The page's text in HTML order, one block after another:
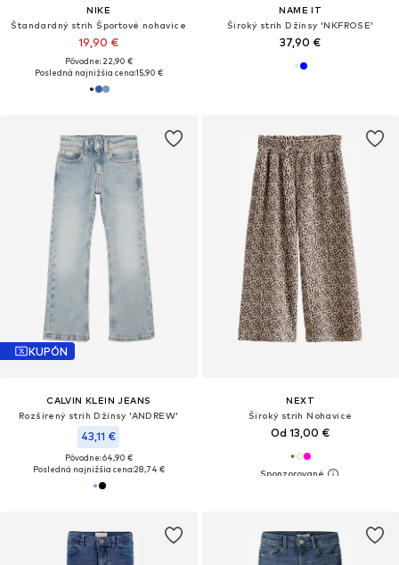
NIKE
Štandardný strih Športové nohavice
19,90 €
Pôvodne: 22,90 €
Posledná najnižšia cena:15,90 €
NAME IT
Široký strih Džínsy 'NKFROSE'
37,90 €
KUPÓN
CALVIN KLEIN JEANS
Rozšírený strih Džínsy 'ANDREW'
43,11 €
Pôvodne: 64,90 €
Posledná najnižšia cena:28,74 €
NEXT
Široký strih Nohavice
Od 13,00 €